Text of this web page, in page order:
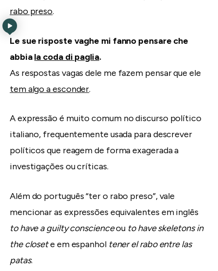
rabo preso.
Le sue risposte vaghe mi fanno pensare che
abbiala coda di paglia.
As respostas vagas dele me fazem pensar que ele
tem algo a esconder.
A expressão é muito comum no discurso político
italiano, frequentemente usada para descrever
políticos que reagem de forma exagerada a
investigações ou críticas.
Além do português “ter o rabo preso”, vale
mencionar as expressões equivalentes em inglês
to have a guilty conscienceou to have skeletons in
the closete em espanhol tener el rabo entre las
patas.